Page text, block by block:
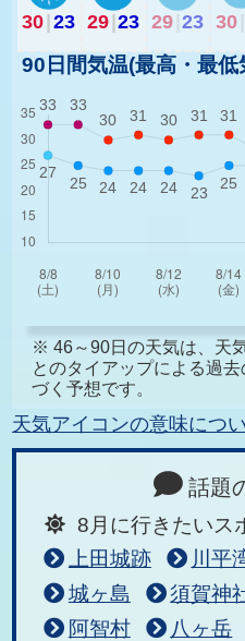
30|23 29|23 29 23 30
90日間気温(最高・最低
※ 46～90日の天気は、天
とのタイアップによる過
づく予想です。
天気アイコンの意味につ
話題
8月に行きたいス
上田城跡
川平
城ヶ島
須賀神
阿智村
八ヶ岳